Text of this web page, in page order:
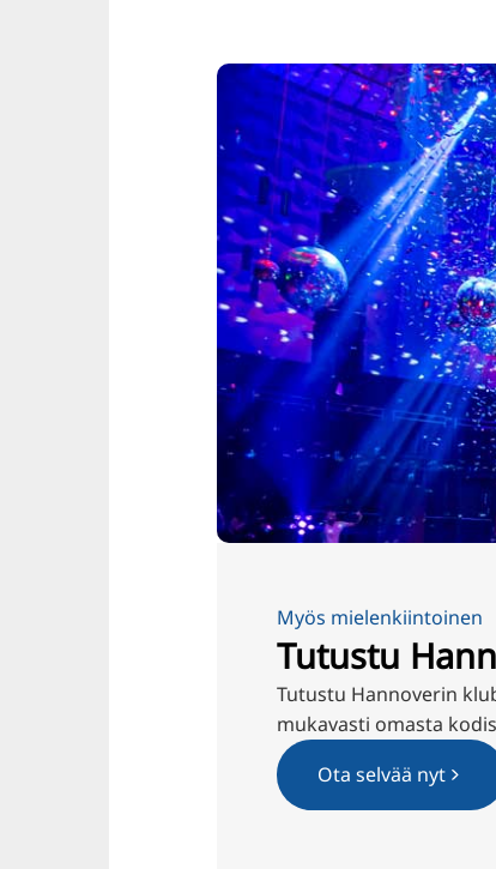
Myös mielenkiintoinen
Tutustu
Tutustu Hannoverin
mukavasti omasta
Ota selvää nyt